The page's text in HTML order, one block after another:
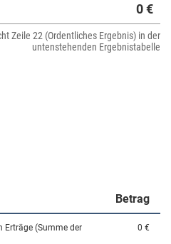
0 €
Zeile 22 (Ordentliches Ergebnis) in der
untenstehenden Ergebnistabelle
Betrag
Erträge (Summe der
0 €